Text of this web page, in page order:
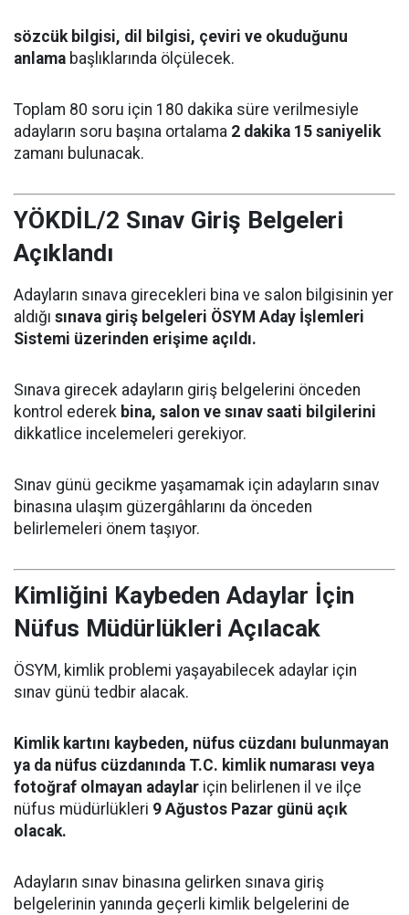
sözcük bilgisi, dil bilgisi, çeviri ve okuduğunu
anlama başlıklarında ölçülecek.
Toplam 80 soru için 180 dakika süre verilmesiyle
adayların soru başına ortalama 2 dakika 15 saniyelik
zamanı bulunacak.
YÖKDİL/2 Sınav Giriş Belgeleri
Açıklandı
Adayların sınava girecekleri bina ve salon bilgisinin yer
aldığı sınava giriş belgeleri ÖSYM Aday İşlemleri
Sistemi üzerinden erişime açıldı.
Sınava girecek adayların giriş belgelerini önceden
kontrol ederek bina, salon ve sınav saati bilgilerini
dikkatlice incelemeleri gerekiyor.
Sınav günü gecikme yaşamamak için adayların sınav
binasına ulaşım güzergâhlarını da önceden
belirlemeleri önem taşıyor.
Kimliğini Kaybeden Adaylar İçin
Nüfus Müdürlükleri Açılacak
ÖSYM, kimlik problemi yaşayabilecek adaylar için
sınav günü tedbir alacak.
Kimlik kartını kaybeden, nüfus cüzdanı bulunmayan
ya da nüfus cüzdanında T.C. kimlik numarası veya
fotoğraf olmayan adaylar için belirlenen il ve ilçe
nüfus müdürlükleri 9 Ağustos Pazar günü açık
olacak.
Adayların sınav binasına gelirken sınava giriş
belgelerinin yanında geçerli kimlik belgelerini de